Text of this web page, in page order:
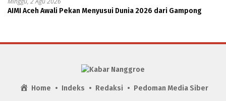
AIMI Aceh Awali Pekan Menyusui Dunia 2026 dari Gampong
Home Indeks Redaksi Pedoman Media Siber